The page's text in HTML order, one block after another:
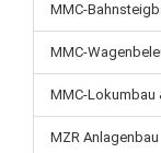
MMC-
MMC-
MMC-Lokumbau
MZR Anlagenbau